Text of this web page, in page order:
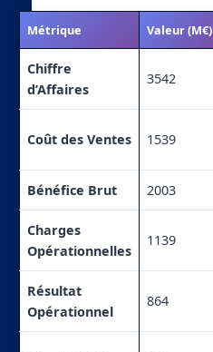
Métrique Valeur (M€)
Chiffre
d’Affaires
3542
Coût des Ventes 1539
Bénéfice Brut 2003
Charges
Opérationnelles
1139
Résultat
Opérationnel
864